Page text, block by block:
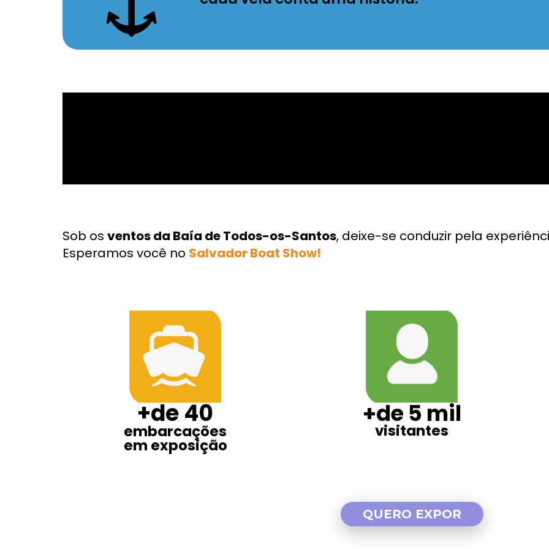
Sob os ventos da Baía de Todos-os-Santos, deixe-se conduzir pela
Esperamos você no Salvador Boat Show!
+de 40
embarcações
em exposição
+de 5 mil
visitantes
QUERO EXPOR